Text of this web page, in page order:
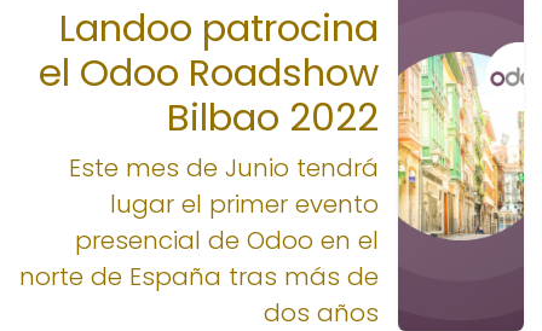
Landoo patrocina
el Odoo Roadshow
Bilbao 2022
Este mes de Junio tendrá
lugar el primer evento
presencial de Odoo en el
norte de España tras más de
dos años